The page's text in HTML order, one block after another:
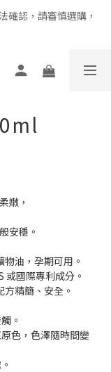
禮遇
確認，請審慎選購，
禮遇
嫩，
安穩。
油，孕期可用。
或國際專利成分。
精簡、安全。
。
色，色澤隨時間變